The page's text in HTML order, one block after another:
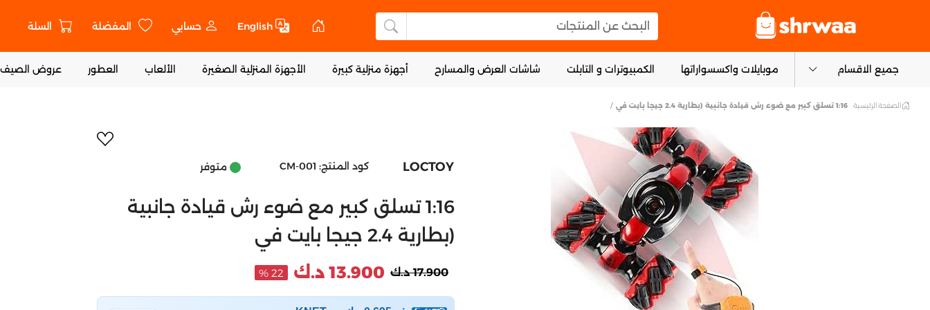
البحث عن المنتجات
البحث عن المنتجات
English حسابي المفضلة السلة
جميع الاقسام موبايلات واكسسواراتها الكمبيوترات و التابلت شاشات العرض والمسارح أجهزة منزلية كبيرة الأجهزة المنزلية الصغيرة الألعاب العطور عروض الصيف
الصفحة الرئيسية 1:16 تسلق كبير مع ضوء رش قيادة جانبية (بطارية 2.4 جيجا بايت في
أضف إلى
LOCTOY كود المنتج: CM-001 متوفر
1:16 تسلق كبير مع ضوء رش قيادة جانبية
(بطارية 2.4 جيجا بايت في
17.900 د.ك 13.900 د.ك 22 %